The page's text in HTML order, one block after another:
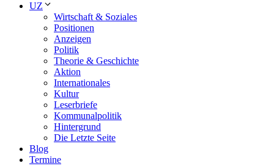
UZ
Wirtschaft & Soziales
Positionen
Anzeigen
Politik
Theorie & Geschichte
Aktion
Internationales
Kultur
Leserbriefe
Kommunalpolitik
Hintergrund
Die Letzte Seite
Blog
Termine